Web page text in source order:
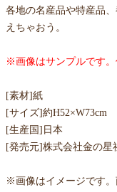
各地の名産品や特産品
えちゃおう。
※画像はサンプルです。
[素材]紙
[サイズ]約H52×W73cm
[生産国]日本
[発売元]株式会社金の星
※画像はイメージです